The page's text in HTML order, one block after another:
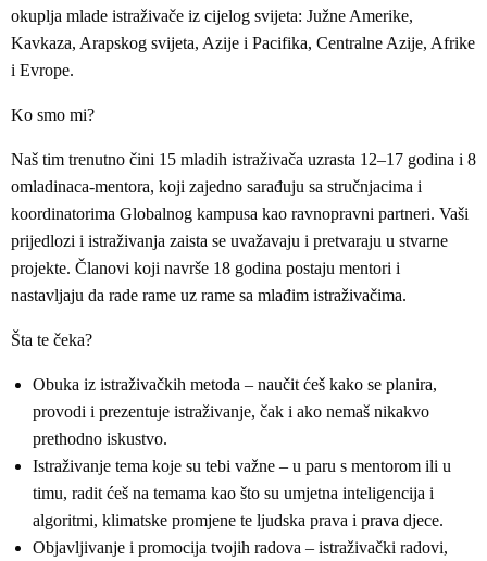
okuplja mlade istraživače iz cijelog svijeta: Južne Amerike,
Kavkaza, Arapskog svijeta, Azije i Pacifika, Centralne Azije, Afrike
i Evrope.
Ko smo mi?
Naš tim trenutno čini 15 mladih istraživača uzrasta 12–17 godina i 8
omladinaca-mentora, koji zajedno sarađuju sa stručnjacima i
koordinatorima Globalnog kampusa kao ravnopravni partneri. Vaši
prijedlozi i istraživanja zaista se uvažavaju i pretvaraju u stvarne
projekte. Članovi koji navrše 18 godina postaju mentori i
nastavljaju da rade rame uz rame sa mlađim istraživačima.
Šta te čeka?
Obuka iz istraživačkih metoda – naučit ćeš kako se planira,
provodi i prezentuje istraživanje, čak i ako nemaš nikakvo
prethodno iskustvo.
Istraživanje tema koje su tebi važne – u paru s mentorom ili u
timu, radit ćeš na temama kao što su umjetna inteligencija i
algoritmi, klimatske promjene te ljudska prava i prava djece.
Objavljivanje i promocija tvojih radova – istraživački radovi,